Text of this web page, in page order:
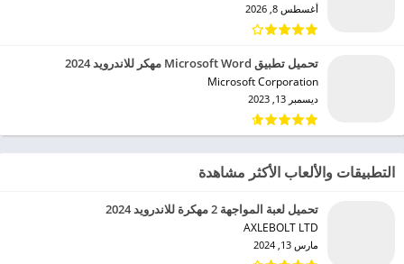
أغسطس 8, 2026
تحميل تطبيق Microsoft Word مهكر للاندرويد 2024
Microsoft Corporation‏
ديسمبر 13, 2023
التطبيقات والألعاب الأكثر مشاهدة
تحميل لعبة المواجهة 2 مهكرة للاندرويد 2024
AXLEBOLT LTD‏
مارس 13, 2024